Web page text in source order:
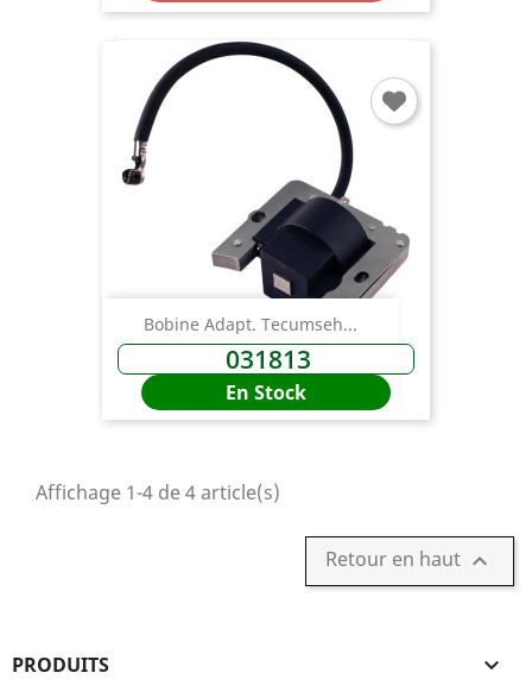
Bobine Adapt. Tecumseh...
031813
En Stock
Affichage 1-4 de 4 article(s)
Retour en haut 
PRODUITS 